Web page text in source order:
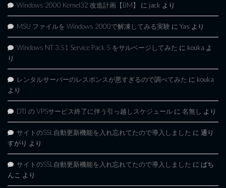
Windows 2000 Kernel32 改造計画【BM】 に jack より
MSU ファイルを Windows 2000で解凍してみる実験 に Yas より
Windows NT 3.51 Service Pack 5 をサルベージしてみた に kouka よ
り
レンタルサーバーのレスポンスが悪すぎるので調べてみた に kouka
より
DTI の VPSサービス終了に伴う引っ越しスケジュール に 名無し より
サイトのSSL自動更新機能を入れ忘れてたので導入しました に 通り
すがり より
サイトのSSL自動更新機能を入れ忘れてたので導入しました に ぱち
んこ より